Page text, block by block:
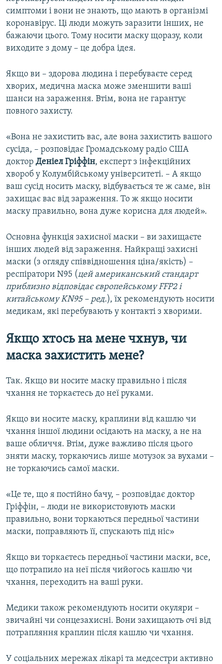
симптоми і вони не знають, що мають в організмі
коронавірус. Ці люди можуть заразити інших, не
бажаючи цього. Тому носити маску щоразу, коли
виходите з дому – це добра ідея.
Якщо ви – здорова людина і перебуваєте серед
хворих, медична маска може зменшити ваші
шанси на зараження. Втім, вона не гарантує
повного захисту.
«Вона не захистить вас, але вона захистить вашого
сусіда, – розповідає Громадському радіо США
доктор Деніел Гріффін, експерт з інфекційних
хвороб у Колумбійському університеті. – А якщо
ваш сусід носить маску, відбувається те ж саме, він
захищає вас від зараження. То ж якщо носити
маску правильно, вона дуже корисна для людей».
Основна функція захисної маски – ви захищаєте
інших людей від зараження. Найкращі захисні
маски (з огляду співвідношення ціна/якість) –
респіратори N95 (цей американський стандарт
приблизно відповідає європейському FFP2 і
китайському KN95 – ред.), їх рекомендують носити
медикам, які перебувають у контакті з хворими.
Якщо хтось на мене чхнув, чи
маска захистить мене?
Так. Якщо ви носите маску правильно і після
чхання не торкаєтесь до неї руками.
Якщо ви носите маску, краплини від кашлю чи
чхання іншої людини осідають на маску, а не на
ваше обличчя. Втім, дуже важливо після цього
зняти маску, торкаючись лише мотузок за вухами –
не торкаючись самої маски.
«Це те, що я постійно бачу, – розповідає доктор
Гріффін, – люди не використовують маски
правильно, вони торкаються передньої частини
маски, поправляють її, спускають під ніс»
Якщо ви торкаєтесь передньої частини маски, все,
що потрапило на неї після чийогось кашлю чи
чхання, переходить на ваші руки.
Медики також рекомендують носити окуляри –
звичайні чи сонцезахисні. Вони захищають очі від
потрапляння краплин після кашлю чи чхання.
У соціальних мережах лікарі та медсестри активно